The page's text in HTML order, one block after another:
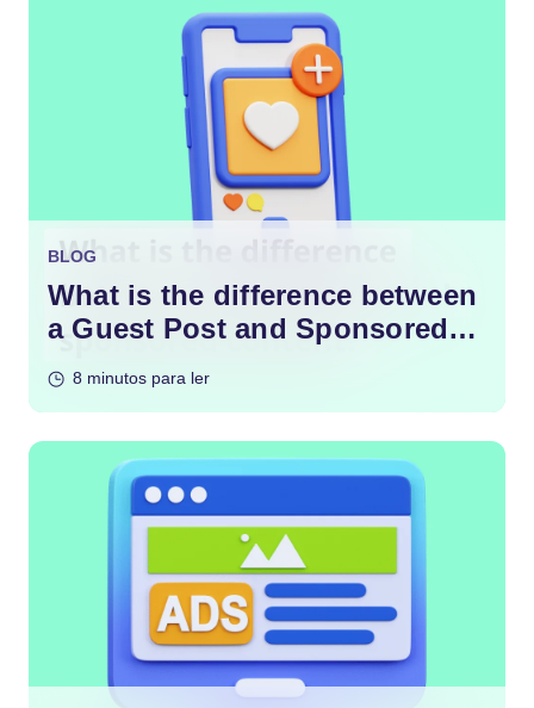
BLOG
What is the difference between
a Guest Post and Sponsored
8 minutos para ler